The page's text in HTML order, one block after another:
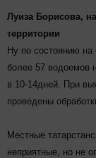
Луиза Борисова,
территории
Ну по состоянию на
более 57 водоемов
в 10-14дней. При
проведены
Местные
неприятные, но не